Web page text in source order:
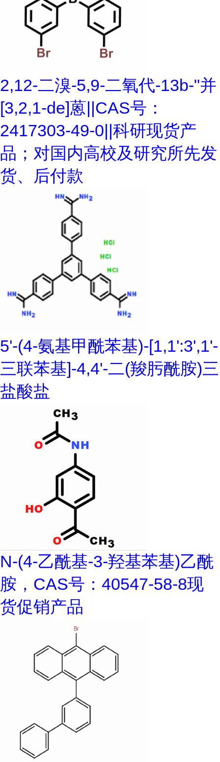
2,12-二溴-5,9-二氧代-13b-"并
[3,2,1-de]蒽||CAS号：
2417303-49-0||科研现货产
品；对国内高校及研究所先发
货、后付款
5'-(4-氨基甲酰苯基)-[1,1':3',1'-
三联苯基]-4,4'-二(羧肟酰胺)三
盐酸盐
N-(4-乙酰基-3-羟基苯基)乙酰
胺，CAS号：40547-58-8现
货促销产品